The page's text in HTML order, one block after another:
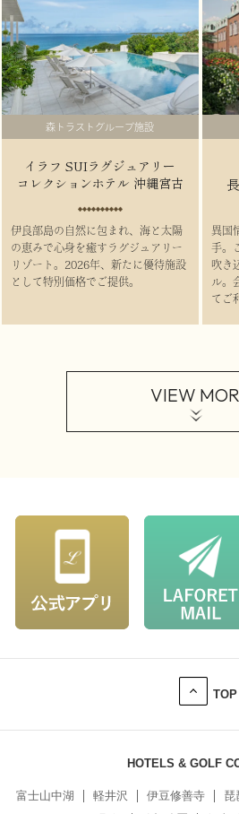
森トラストグループ施設
イラフ SUIラグジュアリー
コレクションホテル 沖縄宮古
伊良部島の自然に包まれ、海と太陽
の恵みで心身を癒すラグジュアリー
リゾート。2026年、新たに優待施設
として特別価格でご提供。
異国
手。
吹き
ル。
てご
VIEW
TOP
HOTELS & GOLF
富士山中湖 軽井沢 伊豆修善寺 琵